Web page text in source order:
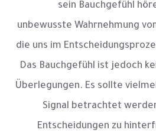
sein Bauchgefühl
unbewusste Wahrnehmung
die uns im
Das Bauchgefühl ist jedoch
Überlegungen. Es sollte
Signal betrachtet
Entscheidungen zu